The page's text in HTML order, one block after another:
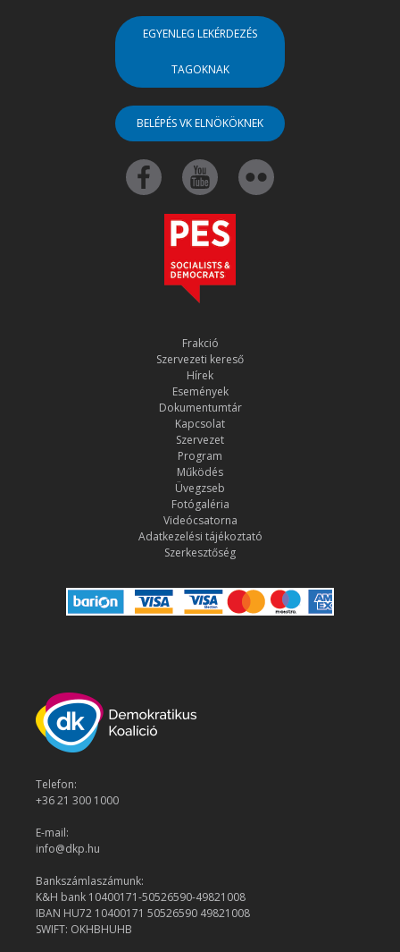
EGYENLEG LEKÉRDEZÉS
TAGOKNAK
BELÉPÉS VK ELNÖKÖKNEK
Frakció
Szervezeti kereső
Hírek
Események
Dokumentumtár
Kapcsolat
Szervezet
Program
Működés
Üvegzseb
Fotógaléria
Videócsatorna
Adatkezelési tájékoztató
Szerkesztőség
Telefon:
+36 21 300 1000
E-mail:
info@dkp.hu
Bankszámlaszámunk:
K&H bank 10400171-50526590-49821008
IBAN HU72 10400171 50526590 49821008
SWIFT: OKHBHUHB